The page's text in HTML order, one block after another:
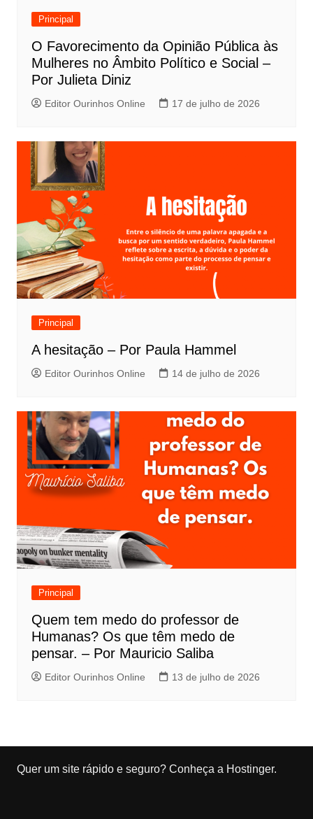
Principal
O Favorecimento da Opinião Pública às
Mulheres no Âmbito Político e Social –
Por Julieta Diniz
Editor Ourinhos Online 17 de julho de 2026
Principal
A hesitação – Por Paula Hammel
Editor Ourinhos Online 14 de julho de 2026
Principal
Quem tem medo do professor de
Humanas? Os que têm medo de
pensar. – Por Mauricio Saliba
Editor Ourinhos Online 13 de julho de 2026
Quer um site rápido e seguro? Conheça a Hostinger.